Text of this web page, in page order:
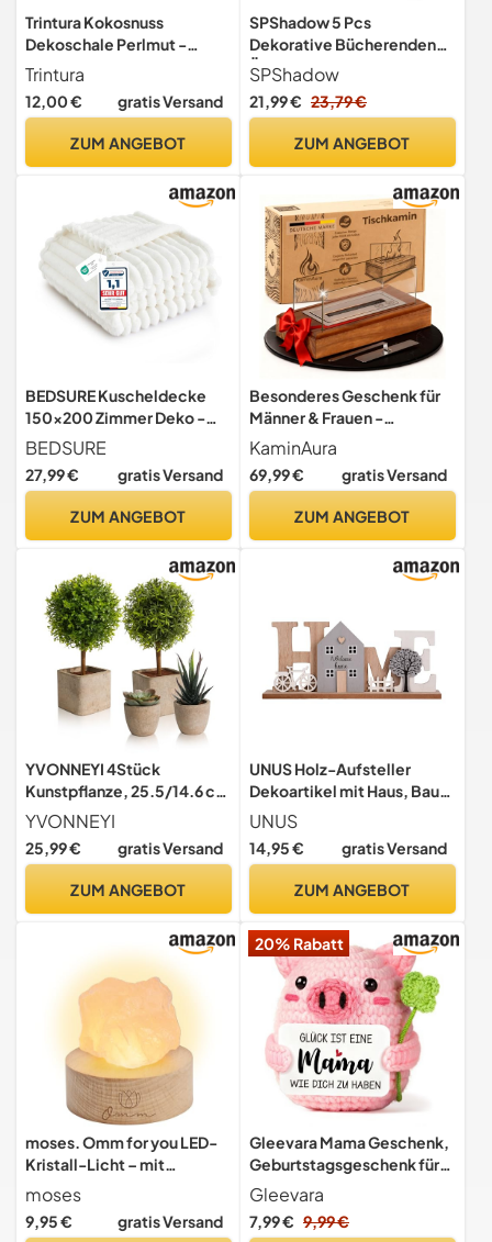
Trintura Kokosnuss
Dekoschale Perlmut -
Dekoschale für Schlüssel
Schmuckschale
Schüsselschale modern
Trintura
12,00 € gratis Versand
ZUM ANGEBOT
SPShadow 5 Pcs
Dekorative Bücherenden
Ästhetische Chic Faux Buch
Set für Raum Dekor,
Moderne Home Dekorative
SPShadow
21,99 € 23,79 €
ZUM ANGEBOT
BEDSURE Kuscheldecke
150x200 Zimmer Deko -
Tagesdecke, Wollweiß
BEDSURE
27,99 € gratis Versand
ZUM ANGEBOT
Besonderes Geschenk für
Männer & Frauen -
Dekorativer Tischkamin aus
Akazienholz als stilvolles
Wohnaccessoire -
Geburtstag, Weihnachten
KaminAura
69,99 € gratis Versand
ZUM ANGEBOT
YVONNEYI 4Stück
Kunstpflanze, 25.5/14.6 cm
Künstliche Pflanzen wie
echt für Deko Wohnzimmer,
Klein Sukkulenten
Schlafzimmer Badezimmer
YVONNEYI
25,99 € gratis Versand
ZUM ANGEBOT
UNUS Holz-Aufsteller
Dekoartikel mit Haus, Baum
& Fahrrad-Motiv, rustikaler
Schriftzug für Wohnzimmer,
Flur & Schlafzimmer
UNUS
14,95 € gratis Versand
ZUM ANGEBOT
moses. Omm for you LED-
Kristall-Licht – mit
warmweißen Licht und
einem Holzsockel
moses
9,95 € gratis Versand
20% Rabatt
Gleevara Mama Geschenk,
Geburtstagsgeschenk für
Mama, Pocket Hug
Glücksschweinchen,
Geschenke für Mutter zum
Gleevara
7,99 € 9,99 €